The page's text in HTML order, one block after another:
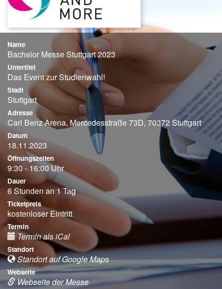
Name
Bachelor Messe Stuttgart 2023
Untertitel
Das Event zur Studienwahl!
Stadt
Stuttgart
Adresse
Carl Benz Arena, Mercedesstraße 73D, 70372 Stuttgart
Datum
18.11.2023
Öffnungszeiten
9:30 - 16:00 Uhr
Dauer
6 Stunden an 1 Tag
Ticketpreis
kostenloser Eintritt
Termin
Termin als iCal
Standort
Standort auf Google Maps
Webseite
Webseite der Messe